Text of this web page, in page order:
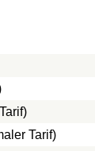
Tarif)